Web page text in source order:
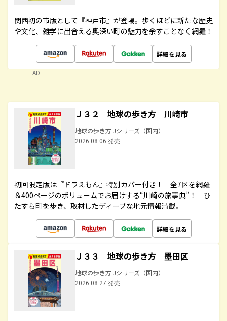
関西初の市版として『神戸市』が登場。歩くほどに新たな歴史
や文化、雑学に出合える奥深い町の魅力を余すことなく網羅！
詳細を見る
AD
Ｊ３２ 地球の歩き方 川崎市
地球の歩き方 Jシリーズ（国内）
2026.08.06 発売
初回限定版は『ドラえもん』特別カバー付き！ 全7区を網羅
＆400ページのボリュームでお届けする“川崎の旅事典”！ ひ
たすら町を歩き、取材したディープな地元情報満載。
詳細を見る
Ｊ３３ 地球の歩き方 墨田区
地球の歩き方 Jシリーズ（国内）
2026.08.27 発売